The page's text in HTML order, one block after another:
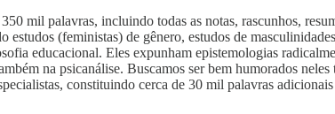
mil palavras, incluindo todas as notas, rascunhos,
(feministas) de gênero, estudos de
educacional. Eles expunham epistemologias
na psicanálise. Buscamos ser bem humorados
constituindo cerca de 30 mil palavras